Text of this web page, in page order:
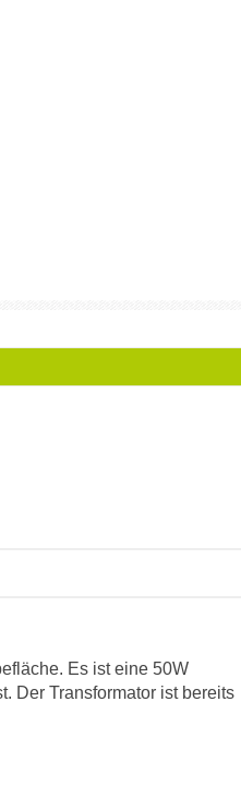
Es ist eine 50W
Der Transformator ist bereits